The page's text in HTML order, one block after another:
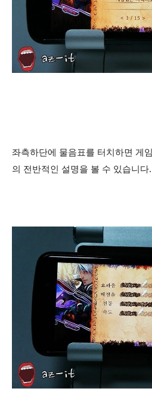
좌측하단에 물음표를 터치하면 게
의 전반적인 설명을 볼 수 있습니다.